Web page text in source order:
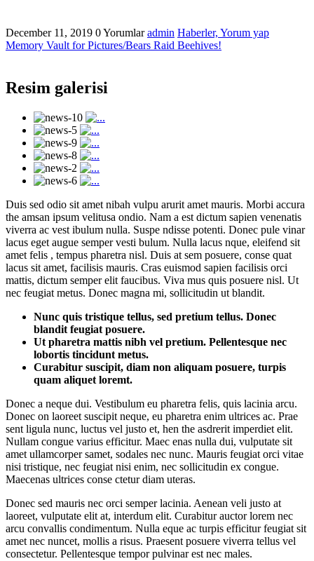
December 11, 2019 0 Yorumlar admin Haberler, Yorum yap
Memory Vault for Pictures/Bears Raid Beehives!
Resim galerisi
Duis sed odio sit amet nibah vulpu arurit amet mauris. Morbi accura
the amsan ipsum velitusa ondio. Nam a est dictum sapien venenatis
viverra ac vest ibulum nulla. Suspe ndisse potenti. Donec pule vinar
lacus eget augue semper vesti bulum. Nulla lacus nque, eleifend sit
amet felis , tempus pharetra nisl. Duis at sem posuere, conse quat
lacus sit amet, facilisis mauris. Cras euismod sapien facilisis orci
mattis, dictum semper elit faucibus. Viva mus quis posuere nisl. Ut
nec feugiat metus. Donec magna mi, sollicitudin ut blandit.
Nunc quis tristique tellus, sed pretium tellus. Donec
blandit feugiat posuere.
Ut pharetra mattis nibh vel pretium. Pellentesque nec
lobortis tincidunt metus.
Curabitur suscipit, diam non aliquam posuere, turpis
quam aliquet loremt.
Donec a neque dui. Vestibulum eu pharetra felis, quis lacinia arcu.
Donec on laoreet suscipit neque, eu pharetra enim ultrices ac. Prae
sent ligula nunc, luctus vel justo et, hen the asdrerit imperdiet elit.
Nullam congue varius efficitur. Maec enas nulla dui, vulputate sit
amet ullamcorper samet, sodales nec nunc. Mauris feugiat orci vitae
nisi tristique, nec feugiat nisi enim, nec sollicitudin ex congue.
Maecenas ultrices conse ctetur diam uteras.
Donec sed mauris nec orci semper lacinia. Aenean veli justo at
laoreet, vulputate elit at, interdum elit. Curabitur auctor lorem nec
arcu convallis condimentum. Nulla eque ac turpis efficitur feugiat sit
amet nec nuncet, mollis a risus. Praesent posuere viverra tellus vel
consectetur. Pellentesque tempor pulvinar est nec males.